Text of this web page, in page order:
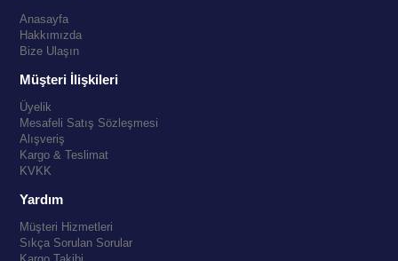
Anasayfa
Hakkımızda
Bize Ulaşın
Müşteri İlişkileri
Üyelik
Mesafeli Satış Sözleşmesi
Alışveriş
Kargo & Teslimat
KVKK
Yardım
Müşteri Hizmetleri
Sıkça Sorulan Sorular